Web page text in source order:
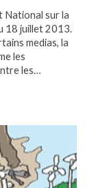
National sur la
18 juillet 2013.
medias, la
les
les…